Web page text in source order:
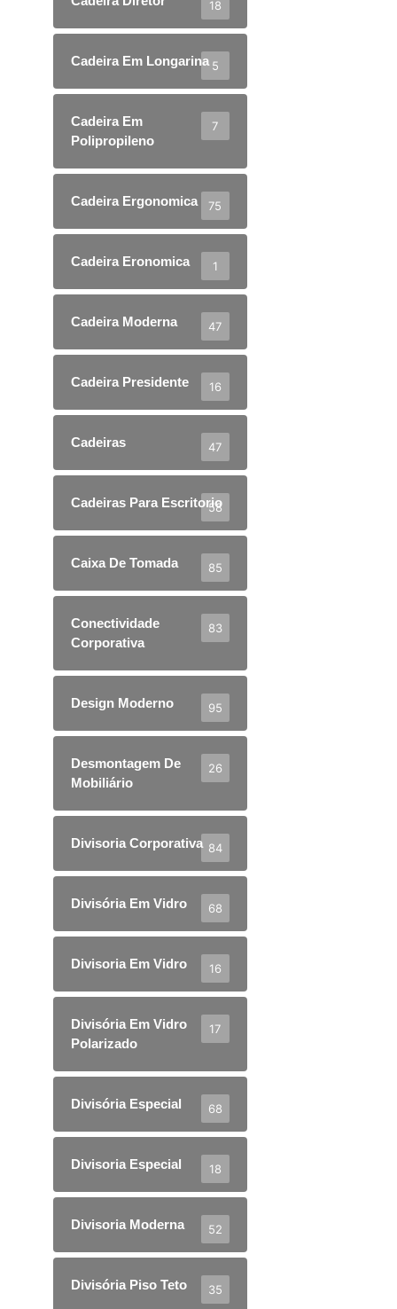
18
Cadeira Em Longarina 5
Cadeira Em
Polipropileno
7
Cadeira Ergonomica 75
Cadeira Eronomica 1
Cadeira Moderna 47
Cadeira Presidente 16
Cadeiras 47
Cadeiras Para Escritorio
58
Caixa De Tomada 85
Conectividade
Corporativa
83
Design Moderno 95
Desmontagem De
Mobiliário
26
Divisoria Corporativa 84
Divisória Em Vidro 68
Divisoria Em Vidro 16
Divisória Em Vidro
Polarizado
17
Divisória Especial 68
Divisoria Especial 18
Divisoria Moderna 52
Divisória Piso Teto 35